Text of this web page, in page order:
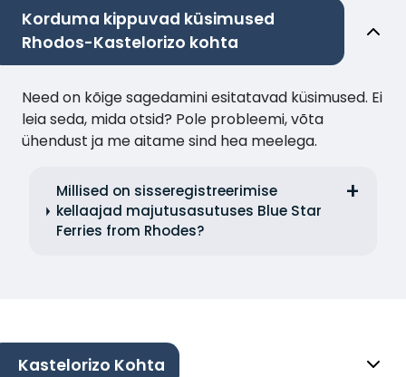
Korduma kippuvad küsimused
Rhodos-Kastelorizo kohta
Need on kõige sagedamini esitatavad küsimused. Ei
leia seda, mida otsid? Pole probleemi, võta
ühendust ja me aitame sind hea meelega.
Millised on sisseregistreerimise
kellaajad majutusasutuses Blue Star
Ferries from Rhodes?
Kastelorizo Kohta